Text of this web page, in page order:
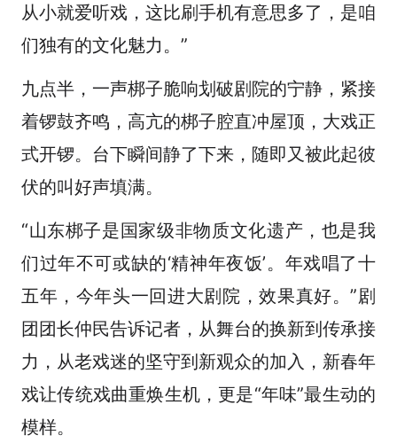
从小就爱听戏，这比刷手机有意思多了，是咱
们独有的文化魅力。”
九点半，一声梆子脆响划破剧院的宁静，紧接
着锣鼓齐鸣，高亢的梆子腔直冲屋顶，大戏正
式开锣。台下瞬间静了下来，随即又被此起彼
伏的叫好声填满。
“山东梆子是国家级非物质文化遗产，也是我
们过年不可或缺的‘精神年夜饭’。年戏唱了十
五年，今年头一回进大剧院，效果真好。”剧
团团长仲民告诉记者，从舞台的换新到传承接
力，从老戏迷的坚守到新观众的加入，新春年
戏让传统戏曲重焕生机，更是“年味”最生动的
模样。